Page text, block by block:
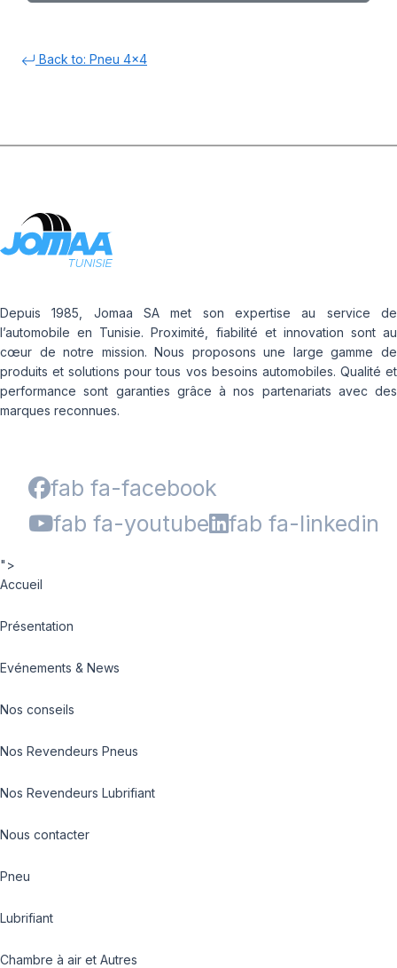
Back to: Pneu 4x4
Depuis 1985, Jomaa SA met son expertise au service de
l’automobile en Tunisie. Proximité, fiabilité et innovation sont au
cœur de notre mission. Nous proposons une large gamme de
produits et solutions pour tous vos besoins automobiles. Qualité et
performance sont garanties grâce à nos partenariats avec des
marques reconnues.
fab fa-facebook
fab fa-youtube
fab fa-linkedin
">
Accueil
Présentation
Evénements & News
Nos conseils
Nos Revendeurs Pneus
Nos Revendeurs Lubrifiant
Nous contacter
Pneu
Lubrifiant
Chambre à air et Autres